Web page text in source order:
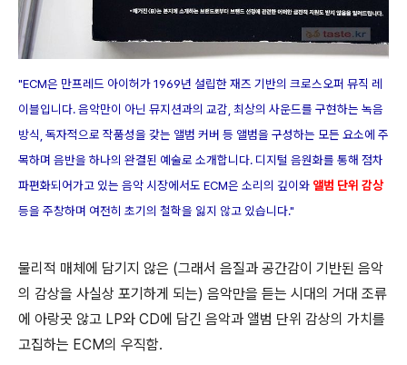
"ECM은 만프레드 아이허가 1969년 설립한 재즈 기반의 크로스오퍼 뮤직 레
이블입니다. 음악만이 아닌 뮤지션과의 교감, 최상의 사운드를 구현하는 녹음
방식, 독자적으로 작품성을 갖는 앨범 커버 등 앨범을 구성하는 모든 요소에 주
목하며 음반을 하나의 완결된 예술로 소개합니다. 디지털 음원화를 통해 점차
파편화되어가고 있는 음악 시장에서도 ECM은 소리의 깊이와 앨범 단위 감상
등을 주창하며 여전히 초기의 철학을 잃지 않고 있습니다."
물리적 매체에 담기지 않은 (그래서 음질과 공간감이 기반된 음악
의 감상을 사실상 포기하게 되는) 음악만을 듣는 시대의 거대 조류
에 아랑곳 않고 LP와 CD에 담긴 음악과 앨범 단위 감상의 가치를
고집하는 ECM의 우직함.